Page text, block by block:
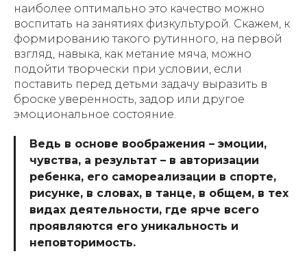
наиболее оптимально это качество можно
воспитать на занятиях физкультурой. Скажем, к
формированию такого рутинного, на первой
взгляд, навыка, как метание мяча, можно
подойти творчески при условии, если
поставить перед детьми задачу выразить в
броске уверенность, задор или другое
эмоциональное состояние.
Ведь в основе воображения – эмоции,
чувства, а результат – в авторизации
ребенка, его самореализации в спорте,
рисунке, в словах, в танце, в общем, в тех
видах деятельности, где ярче всего
проявляются его уникальность и
неповторимость.